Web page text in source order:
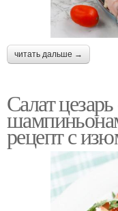
читать дальше →
Салат
рецепт с